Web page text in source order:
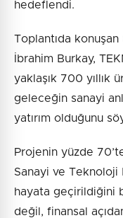
hedeflendi.
Toplantıda konuşan
İbrahim Burkay,
yaklaşık 700 yıllık
geleceğin sanayi
yatırım olduğunu
Projenin yüzde
Sanayi ve Teknoloji
hayata geçirildiğini
değil, finansal